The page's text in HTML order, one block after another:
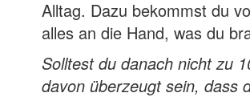
Alltag. Dazu bekommst du
alles an die Hand, was du
Solltest du danach nicht zu
davon überzeugt sein, dass